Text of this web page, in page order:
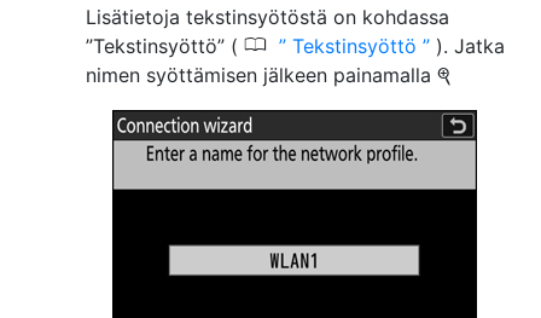
Lisätietoja tekstinsyötöstä on kohdassa
”Tekstinsyöttö” ( 0 Tekstinsyöttö
). Jatka
nimen syöttämisen jälkeen painamalla X